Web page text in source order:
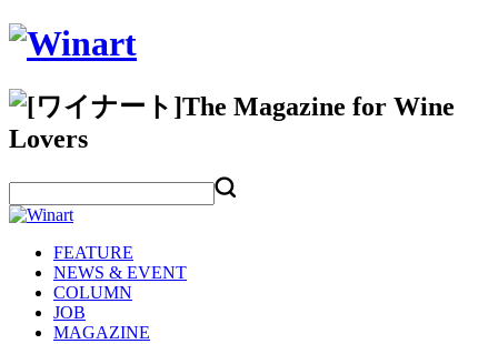
FEATURE
NEWS & EVENT
COLUMN
JOB
MAGAZINE